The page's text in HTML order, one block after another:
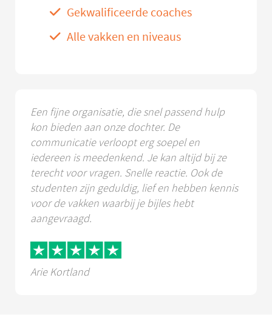
Gekwalificeerde coaches
Alle vakken en niveaus
Een fijne organisatie, die snel passend hulp
kon bieden aan onze dochter. De
communicatie verloopt erg soepel en
iedereen is meedenkend. Je kan altijd bij ze
terecht voor vragen. Snelle reactie. Ook de
studenten zijn geduldig, lief en hebben kennis
voor de vakken waarbij je bijles hebt
aangevraagd.
Arie Kortland